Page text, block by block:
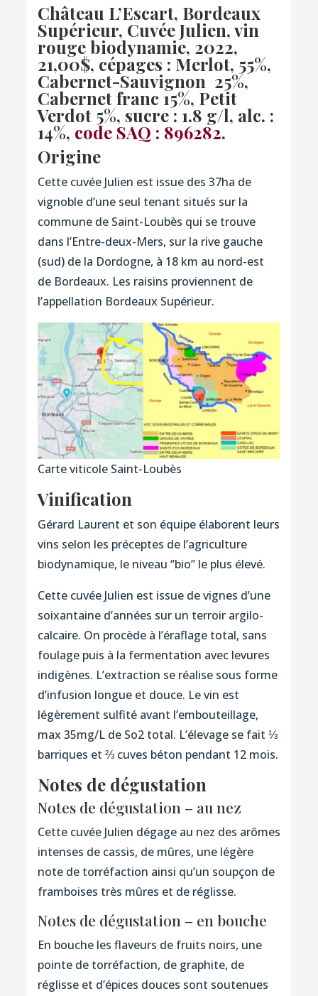
Château L’Escart, Bordeaux
Supérieur, Cuvée Julien, vin
rouge biodynamie, 2022,
21,00$, cépages : Merlot, 55%,
Cabernet-Sauvignon 25%,
Cabernet franc 15%, Petit
Verdot 5%, sucre : 1.8 g/l, alc. :
14%, code SAQ : 896282.
Origine
Cette cuvée Julien est issue des 37ha de
vignoble d’une seul tenant situés sur la
commune de Saint-Loubès qui se trouve
dans l’Entre-deux-Mers, sur la rive gauche
(sud) de la Dordogne, à 18 km au nord-est
de Bordeaux. Les raisins proviennent de
l’appellation Bordeaux Supérieur.
Carte viticole Saint-Loubès
Vinification
Gérard Laurent et son équipe élaborent leurs
vins selon les préceptes de l’agriculture
biodynamique, le niveau ‘’bio’’ le plus élevé.
Cette cuvée Julien est issue de vignes d’une
soixantaine d’années sur un terroir argilo-
calcaire. On procède à l’éraflage total, sans
foulage puis à la fermentation avec levures
indigènes. L’extraction se réalise sous forme
d’infusion longue et douce. Le vin est
légèrement sulfité avant l’embouteillage,
max 35mg/L de So2 total. L’élevage se fait ⅓
barriques et ⅔ cuves béton pendant 12 mois.
Notes de dégustation
Notes de dégustation – au nez
Cette cuvée Julien dégage au nez des arômes
intenses de cassis, de mûres, une légère
note de torréfaction ainsi qu’un soupçon de
framboises très mûres et de réglisse.
Notes de dégustation – en bouche
En bouche les flaveurs de fruits noirs, une
pointe de torréfaction, de graphite, de
réglisse et d’épices douces sont soutenues